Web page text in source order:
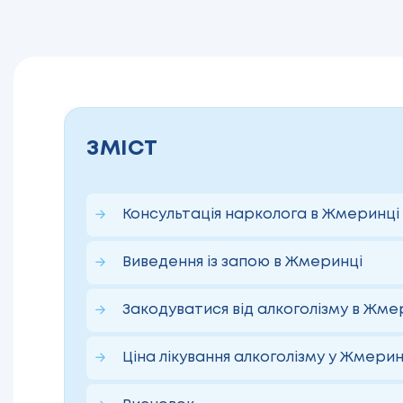
ЗМІСТ
Консультація нарколога в Жмеринці
Виведення із запою в Жмеринці
Закодуватися від алкоголізму в
Ціна лікування алкоголізму у